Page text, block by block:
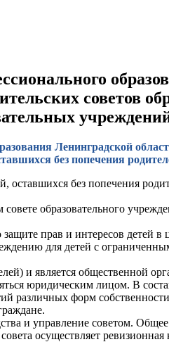
советов
Ленинградской
без попечения
оставшихся без попечения
образовательного
прав и интересов детей
для детей с
и является общественной
юридическим лицом. В
различных форм
и управление советом.
осуществляет